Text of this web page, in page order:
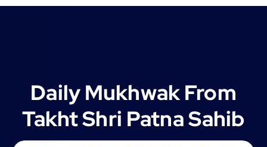
o
Daily Mukhwak From
Takht Shri Patna Sahib